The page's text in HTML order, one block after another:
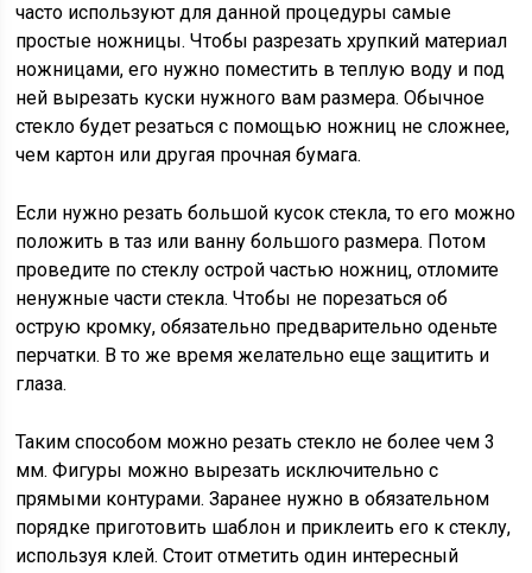
часто используют для данной процедуры самые
простые ножницы. Чтобы разрезать хрупкий материал
ножницами, его нужно поместить в теплую воду и под
ней вырезать куски нужного вам размера. Обычное
стекло будет резаться с помощью ножниц не сложнее,
чем картон или другая прочная бумага.
Если нужно резать большой кусок стекла, то его можно
положить в таз или ванну большого размера. Потом
проведите по стеклу острой частью ножниц, отломите
ненужные части стекла. Чтобы не порезаться об
острую кромку, обязательно предварительно оденьте
перчатки. В то же время желательно еще защитить и
глаза.
Таким способом можно резать стекло не более чем 3
мм. Фигуры можно вырезать исключительно с
прямыми контурами. Заранее нужно в обязательном
порядке приготовить шаблон и приклеить его к стеклу,
используя клей. Стоит отметить один интересный